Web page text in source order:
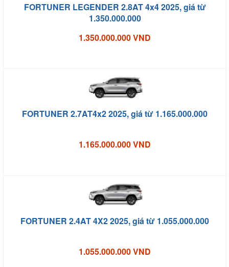
FORTUNER LEGENDER 2.8AT 4x4 2025, giá từ
1.350.000.000
1.350.000.000 VND
FORTUNER 2.7AT4x2 2025, giá từ 1.165.000.000
1.165.000.000 VND
FORTUNER 2.4AT 4X2 2025, giá từ 1.055.000.000
1.055.000.000 VND